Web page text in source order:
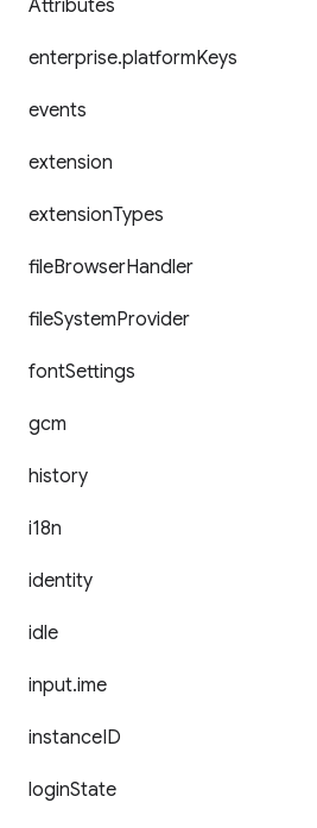
Attributes
enterprise.platformKeys
events
extension
extensionTypes
fileBrowserHandler
fileSystemProvider
fontSettings
gcm
history
i18n
identity
idle
input.ime
instanceID
loginState